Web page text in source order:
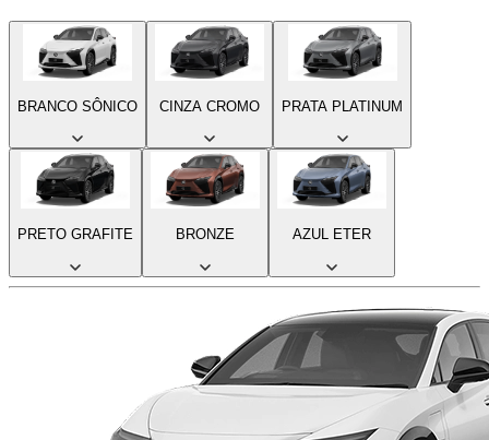
BRANCO SÔNICO CINZA CROMO PRATA PLATINUM
PRETO GRAFITE BRONZE AZUL ETER